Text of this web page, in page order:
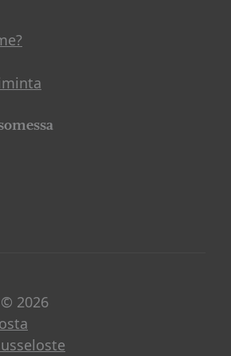
ikkunaan
ikkunaan
ikkunaan
2026